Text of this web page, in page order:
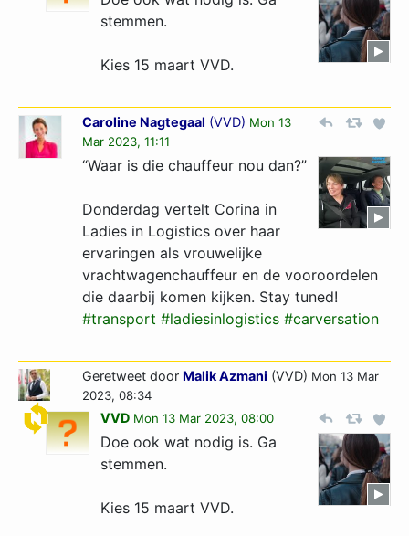
stemmen.
Kies 15 maart VVD.
Caroline Nagtegaal (VVD) Mon 13
Mar 2023, 11:11
“Waar is die chauffeur nou dan?”
Donderdag vertelt Corina in
Ladies in Logistics over haar
ervaringen als vrouwelijke
vrachtwagenchauffeur en de vooroordelen
die daarbij komen kijken. Stay tuned!
#transport #ladiesinlogistics #carversation
Geretweet door Malik Azmani (VVD) Mon 13 Mar
2023, 08:34
VVD Mon 13 Mar 2023, 08:00
Doe ook wat nodig is. Ga
stemmen.
Kies 15 maart VVD.